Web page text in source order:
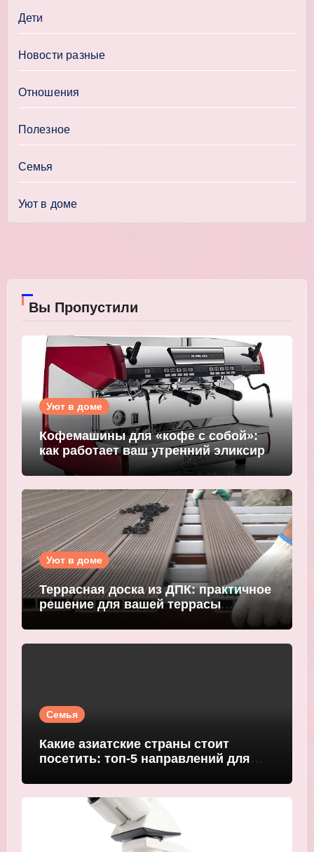
Дети
Новости разные
Отношения
Полезное
Семья
Уют в доме
Вы Пропустили
Уют в доме
Кофемашины для «кофе с собой»:
как работает ваш утренний эликсир
Уют в доме
Террасная доска из ДПК: практичное
решение для вашей террасы
Семья
Какие азиатские страны стоит
посетить: топ-5 направлений для